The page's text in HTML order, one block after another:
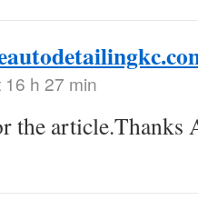
h 27 min
the article.Thanks